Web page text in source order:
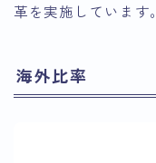
革を実施しています。
海外比率